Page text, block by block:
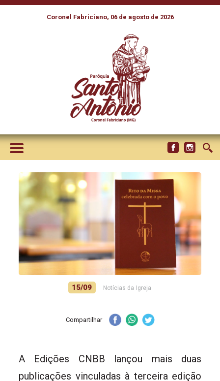
Coronel Fabriciano, 06 de agosto de 2026
EDIÇÕES CNBB PUBLICA
“ORAÇÕES EUCARÍSTICAS
PARA A CONCELEBRAÇÃO” E
O “RITO DA MISSA
CELEBRADA COM O POVO”
15/09 Notícias da Igreja
Compartilhar
A Edições CNBB lançou mais duas
publicações vinculadas à terceira edição